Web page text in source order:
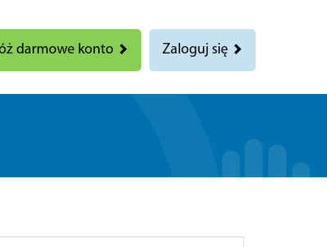
darmowe konto Zaloguj się